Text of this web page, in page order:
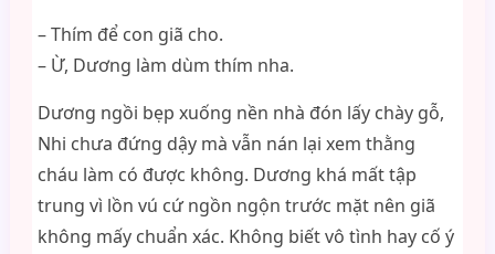
– Thím để con giã cho.
– Ừ, Dương làm dùm thím nha.
Dương ngồi bẹp xuống nền nhà đón lấy chày gỗ,
Nhi chưa đứng dậy mà vẫn nán lại xem thằng
cháu làm có được không. Dương khá mất tập
trung vì lồn vú cứ ngồn ngộn trước mặt nên giã
không mấy chuẩn xác. Không biết vô tình hay cố ý